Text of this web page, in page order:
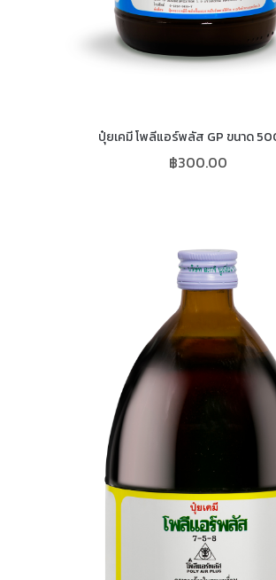
ปุ๋ยเคมี โพลีแอร์พลัส GP ขนาด
฿300.00